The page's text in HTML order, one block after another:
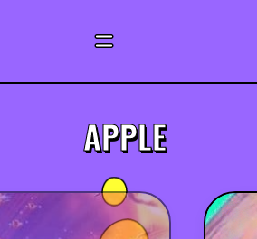
APPLE